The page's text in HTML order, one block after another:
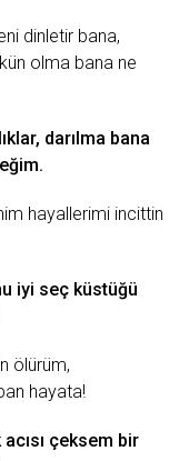
dinletir bana,
olma bana ne
darılma bana
hayallerimi incittin
iyi seç küstüğü
ölürüm,
hayata!
çeksem bir